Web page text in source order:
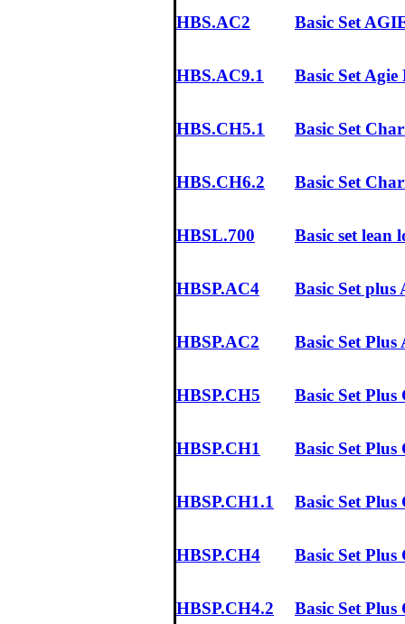
HBS.AC2 Basic Set
HBS.AC9.1 Basic Set Agie
HBS.CH5.1 Basic Set
HBS.CH6.2 Basic Set
HBSL.700 Basic set lean
HBSP.AC4 Basic Set plus
HBSP.AC2 Basic Set
HBSP.CH5 Basic Set
HBSP.CH1 Basic Set
HBSP.CH1.1 Basic Set
HBSP.CH4 Basic Set
HBSP.CH4.2 Basic Set